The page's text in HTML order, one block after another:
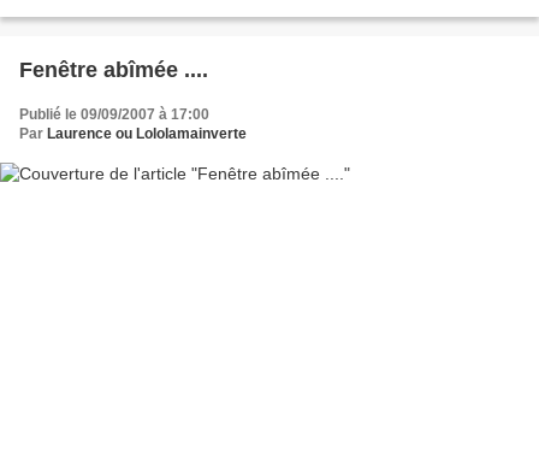
Fenêtre abîmée ....
Publié le 09/09/2007 à 17:00
Par Laurence ou Lololamainverte